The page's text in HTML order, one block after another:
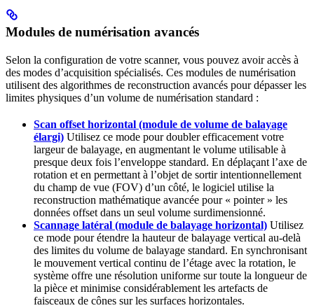
Modules de numérisation avancés
Selon la configuration de votre scanner, vous pouvez avoir accès à
des modes d’acquisition spécialisés. Ces modules de numérisation
utilisent des algorithmes de reconstruction avancés pour dépasser les
limites physiques d’un volume de numérisation standard :
Scan offset horizontal (module de volume de balayage
élargi) Utilisez ce mode pour doubler efficacement votre
largeur de balayage, en augmentant le volume utilisable à
presque deux fois l’enveloppe standard. En déplaçant l’axe de
rotation et en permettant à l’objet de sortir intentionnellement
du champ de vue (FOV) d’un côté, le logiciel utilise la
reconstruction mathématique avancée pour « pointer » les
données offset dans un seul volume surdimensionné.
Scannage latéral (module de balayage horizontal) Utilisez
ce mode pour étendre la hauteur de balayage vertical au-delà
des limites du volume de balayage standard. En synchronisant
le mouvement vertical continu de l’étage avec la rotation, le
système offre une résolution uniforme sur toute la longueur de
la pièce et minimise considérablement les artefacts de
faisceaux de cônes sur les surfaces horizontales.